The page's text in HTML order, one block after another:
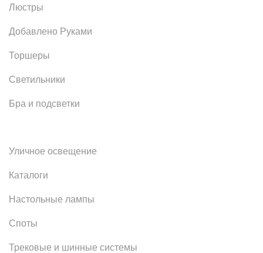
Люстры
Добавлено Руками
Торшеры
Светильники
Бра и подсветки
Уличное освещение
Каталоги
Настольные лампы
Споты
Трековые и шинные системы